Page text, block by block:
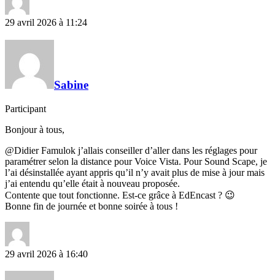
29 avril 2026 à 11:24
Sabine
Participant
Bonjour à tous,
@Didier Famulok j’allais conseiller d’aller dans les réglages pour
paramétrer selon la distance pour Voice Vista. Pour Sound Scape, je
l’ai désinstallée ayant appris qu’il n’y avait plus de mise à jour mais
j’ai entendu qu’elle était à nouveau proposée.
Contente que tout fonctionne. Est-ce grâce à EdEncast ? 😉
Bonne fin de journée et bonne soirée à tous !
29 avril 2026 à 16:40